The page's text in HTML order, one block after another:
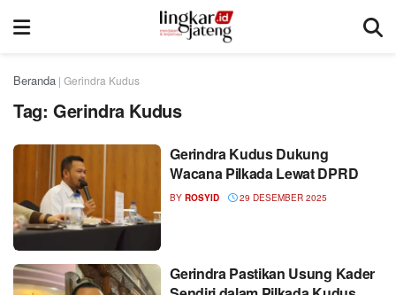
Beranda | Gerindra Kudus
Tag: Gerindra Kudus
Gerindra Kudus Dukung
Wacana Pilkada Lewat DPRD
BY ROSYID 29 DESEMBER 2025
Gerindra Pastikan Usung Kader